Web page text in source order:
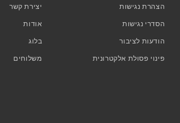
הצהרת נגישות
הסדרי נגישות
הודעות לציבור
פינוי פסולת אלקטרונית
יצירת קשר
אודות
בלוג
משלוחים